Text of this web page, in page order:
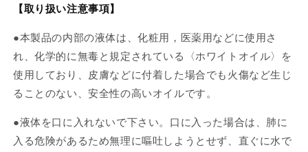
【取り扱い注意事項】
●本製品の内部の液体は、化粧用，医薬用などに使用さ
れ、化学的に無毒と規定されている〈ホワイトオイル〉を
使用しており、皮膚などに付着した場合でも火傷など生じ
ることのない、安全性の高いオイルです。
●液体を口に入れないで下さい。口に入った場合は、肺に
入る危険があるため無理に嘔吐しようとせず、直ぐに水で